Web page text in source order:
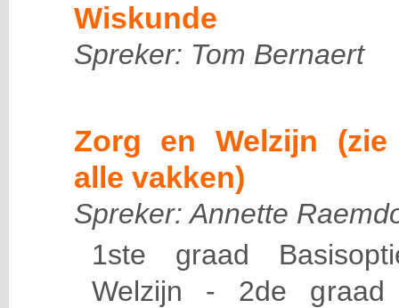
Wiskunde
Spreker: Tom Bernaert
Zorg en Welzijn
alle vakken)
Spreker: Annette
1ste graad
Welzijn - 2de graad